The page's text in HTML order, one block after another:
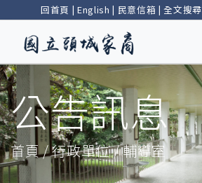
回首頁 | English | 民意信箱 |全文搜尋
公告訊息
首頁 / 行政單位 / 輔導室